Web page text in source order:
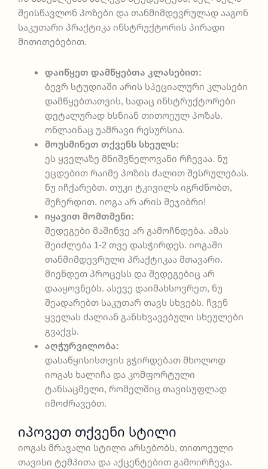
შეისწავლონ პოზები და თანმიმდევრულად ააგონ
საკუთარი პრაქტიკა ინსტრუქტორის პირადი
მითითებებით.
დაიწყეთ დამწყებთა კლასებით:
ბევრ სტუდიაში არის სპეციალური კლასები
დამწყებთათვის, სადაც ინსტრუქტორები
დეტალურად ხსნიან თითოეულ პოზას.
ონლაინაც უამრავი რესურსია.
მოუსმინეთ თქვენს სხეულს:
ეს ყველაზე მნიშვნელოვანი რჩევაა. ნუ
ეცდებით რაიმე პოზის ძალით შესრულებას.
ნუ იჩქარებთ. თუკი ტკივილს იგრძნობთ,
შეჩერდით. იოგა არ არის შეჯიბრი!
იყავით მომთმენი:
შედეგები მაშინვე არ გამოჩნდება. ამას
შეიძლება 1-2 თვე დასჭირდეს. იოგაში
თანმიმდევრული პრაქტიკაა მთავარი.
მიენდეთ პროცესს და შედეგებიც არ
დააყოვნებს. ასევე დაიმახსოვრეთ, ნუ
შეადარებთ საკუთარ თავს სხვებს. ჩვენ
ყველას ძალიან განსხვავებული სხეულები
გვაქვს.
აღჭურვილობა:
დასაწყისისთვის გჭირდებათ მხოლოდ
იოგას ხალიჩა და კომფორტული
ტანსაცმელი, რომელშიც თავისუფლად
იმოძრავებთ.
Იპოვეთ Თქვენი Სტილი
იოგას მრავალი სტილი არსებობს, თითოეული
თავისი ტემპითა და აქცენტებით გამოირჩევა.